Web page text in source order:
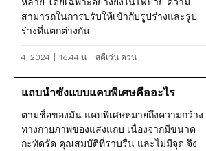
หลาย โดยเฉพาะอย่างยิ่งในไฟป้าย ความ
สามารถในการปรับให้เข้ากับรูปร่างและรูป
ร่างที่แตกต่างกัน...
4, 2024 16:44 น สตีเว่น ควน
แถบนำซังแบบแคบพิเศษคืออะไร
ตามชื่อของมัน แคบพิเศษหมายถึงความกว้าง
ทางกายภาพของแสงแถบ เนื่องจากมีขนาด
กะทัดรัด คุณสมบัติที่ราบรื่น และไม่มีจุด จึง